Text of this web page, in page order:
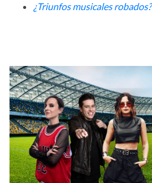
¿Triunfos musicales robados?